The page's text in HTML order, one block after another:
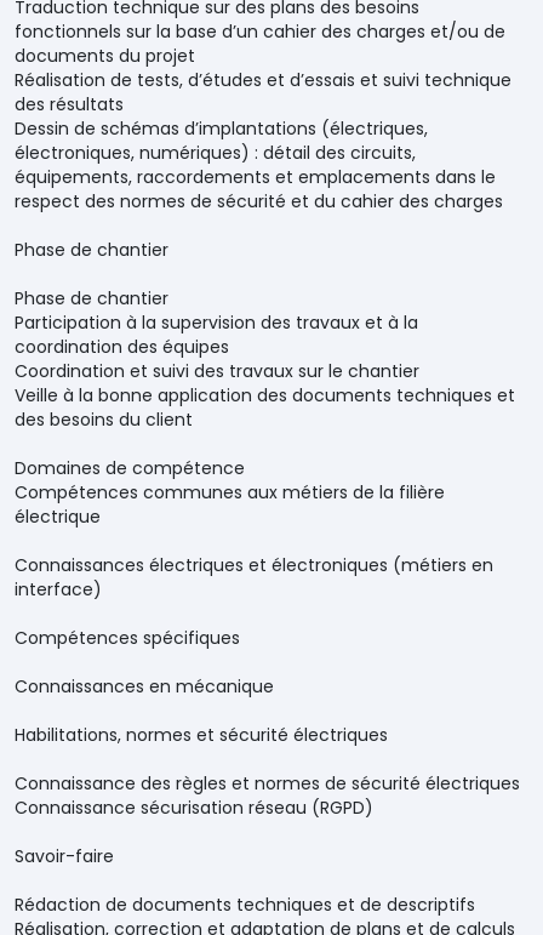
Traduction technique sur des plans des besoins
fonctionnels sur la base d’un cahier des charges et/ou de
documents du projet
Réalisation de tests, d’études et d’essais et suivi technique
des résultats
Dessin de schémas d’implantations (électriques,
électroniques, numériques) : détail des circuits,
équipements, raccordements et emplacements dans le
respect des normes de sécurité et du cahier des charges
Phase de chantier
Phase de chantier
Participation à la supervision des travaux et à la
coordination des équipes
Coordination et suivi des travaux sur le chantier
Veille à la bonne application des documents techniques et
des besoins du client
Domaines de compétence
Compétences communes aux métiers de la filière
électrique
Connaissances électriques et électroniques (métiers en
interface)
Compétences spécifiques
Connaissances en mécanique
Habilitations, normes et sécurité électriques
Connaissance des règles et normes de sécurité électriques
Connaissance sécurisation réseau (RGPD)
Savoir-faire
Rédaction de documents techniques et de descriptifs
Réalisation, correction et adaptation de plans et de calculs